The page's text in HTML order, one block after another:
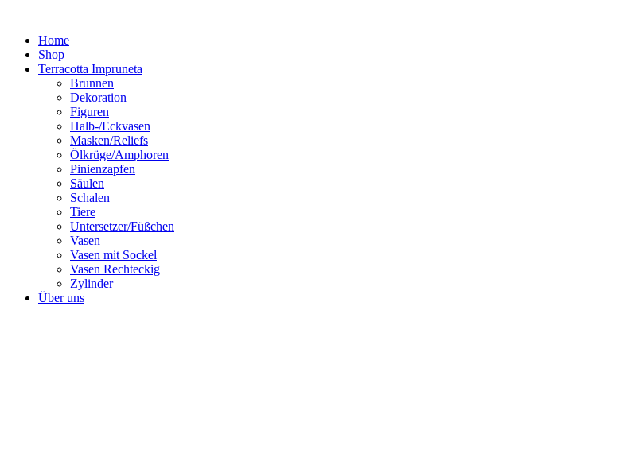
springenHome
Shop
Terracotta Impruneta
Brunnen
Dekoration
Figuren
Halb-/Eckvasen
Masken/Reliefs
Ölkrüge/Amphoren
Pinienzapfen
Säulen
Schalen
Tiere
Untersetzer/Füßchen
Vasen
Vasen mit Sockel
Vasen Rechteckig
Zylinder
Über uns